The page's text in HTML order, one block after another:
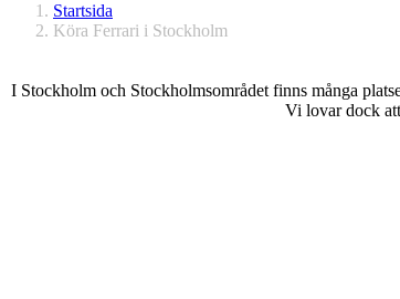
Startsida
Köra Ferrari i Stockholm
I Stockholm och Stockholmsområdet finns många
Vi lovar dock